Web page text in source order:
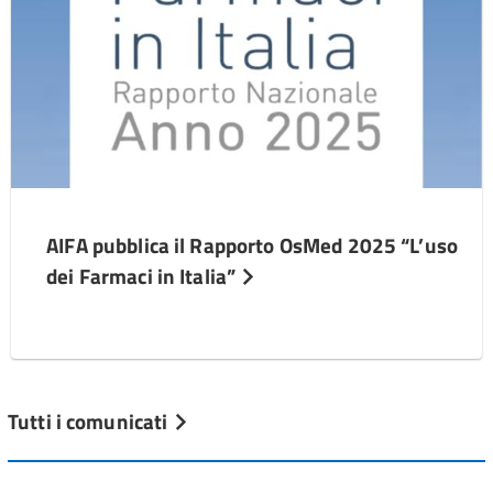
AIFA pubblica il Rapporto OsMed 2025 “L’uso
dei Farmaci in Italia”
Tutti i comunicati